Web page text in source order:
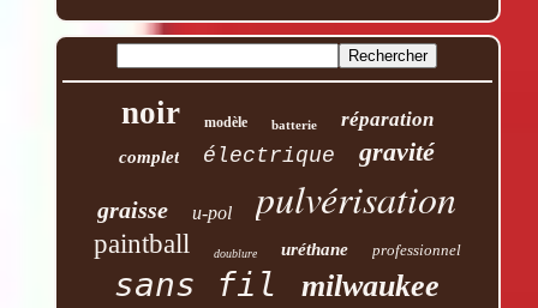
noir modèle batterie réparation
complet électrique gravité
graisse u-pol pulvérisation
paintball doublure uréthane professionnel
sans fil milwaukee